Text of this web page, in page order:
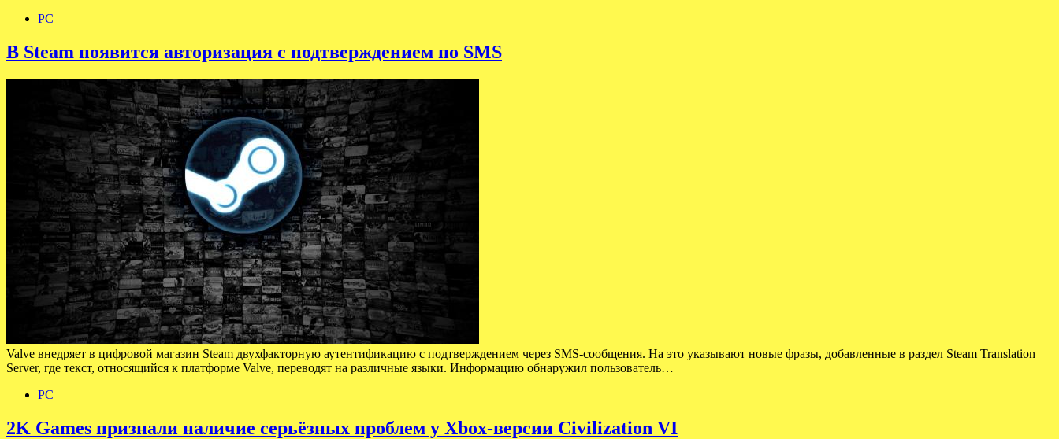
PC
В Steam появится авторизация с подтверждением по SMS
Valve внедряет в цифровой магазин Steam двухфакторную аутентификацию с подтверждением через SMS-сообщения. На это указывают новые фразы, добавленные в раздел Steam Translation
Server, где текст, относящийся к платформе Valve, переводят на различные языки. Информацию обнаружил пользователь…
PC
2K Games признали наличие серьёзных проблем у Xbox-версии Civilization VI